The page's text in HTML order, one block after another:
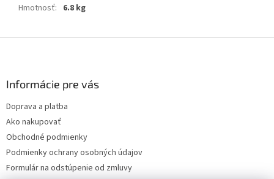
Hmotnosť: 6.8 kg
Informácie pre vás
Doprava a platba
Ako nakupovať
Obchodné podmienky
Podmienky ochrany osobných údajov
Formulár na odstúpenie od zmluvy